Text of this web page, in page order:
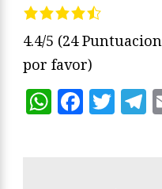
4.4/5 (24
por favor)